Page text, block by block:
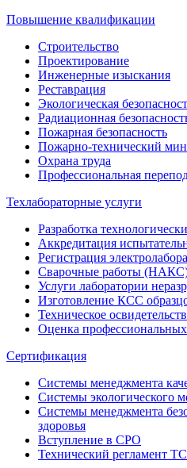
Повышение квалификации
Строительство
Проектирование
Инженерные изыскания
Реставрация
Экологическая
Радиационная
Пожарная безопасность
Пожарно-технический
Охрана труда
Профессиональная
Техлабораторные услуги
Разработка
Аккредитация
Регистрация
Сварочные работы
Услуги лаборатории
Изготовление КСС
Техническое
Оценка
Сертификация
Системы менеджмента
Системы экологического
Системы менеджмента
здоровья
Вступление в СРО
Технический регламент